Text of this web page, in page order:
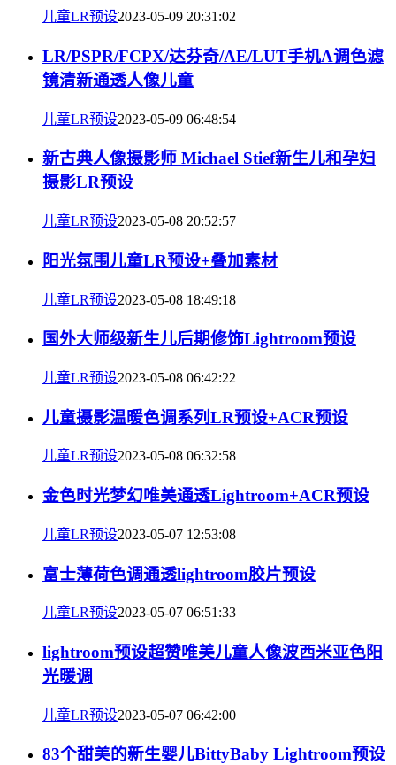
儿童LR预设2023-05-09 20:31:02
LR/PSPR/FCPX/达芬奇/AE/LUT手机A调色滤
镜清新通透人像儿童
儿童LR预设2023-05-09 06:48:54
新古典人像摄影师 Michael Stief新生儿和孕妇
摄影LR预设
儿童LR预设2023-05-08 20:52:57
阳光氛围儿童LR预设+叠加素材
儿童LR预设2023-05-08 18:49:18
国外大师级新生儿后期修饰Lightroom预设
儿童LR预设2023-05-08 06:42:22
儿童摄影温暖色调系列LR预设+ACR预设
儿童LR预设2023-05-08 06:32:58
金色时光梦幻唯美通透Lightroom+ACR预设
儿童LR预设2023-05-07 12:53:08
富士薄荷色调通透lightroom胶片预设
儿童LR预设2023-05-07 06:51:33
lightroom预设超赞唯美儿童人像波西米亚色阳
光暖调
儿童LR预设2023-05-07 06:42:00
83个甜美的新生婴儿BittyBaby Lightroom预设